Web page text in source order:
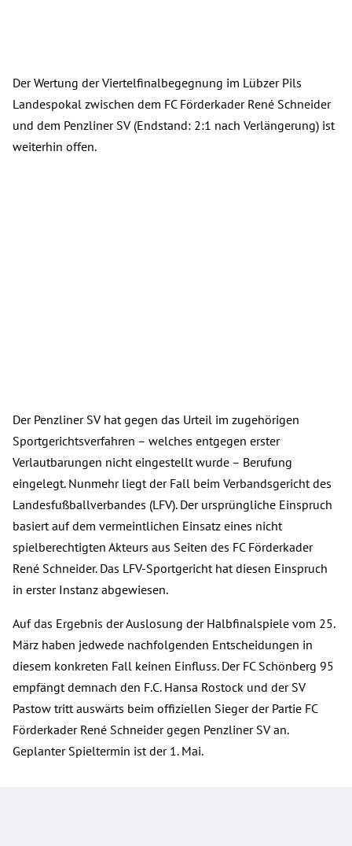
Der Wertung der Viertelfinalbegegnung im Lübzer Pils
Landespokal zwischen dem FC Förderkader René Schneider
und dem Penzliner SV (Endstand: 2:1 nach Verlängerung) ist
weiterhin offen.
Der Penzliner SV hat gegen das Urteil im zugehörigen
Sportgerichtsverfahren – welches entgegen erster
Verlautbarungen nicht eingestellt wurde – Berufung
eingelegt. Nunmehr liegt der Fall beim Verbandsgericht des
Landesfußballverbandes (LFV). Der ursprüngliche Einspruch
basiert auf dem vermeintlichen Einsatz eines nicht
spielberechtigten Akteurs aus Seiten des FC Förderkader
René Schneider. Das LFV-Sportgericht hat diesen Einspruch
in erster Instanz abgewiesen.
Auf das Ergebnis der Auslosung der Halbfinalspiele vom 25.
März haben jedwede nachfolgenden Entscheidungen in
diesem konkreten Fall keinen Einfluss. Der FC Schönberg 95
empfängt demnach den F.C. Hansa Rostock und der SV
Pastow tritt auswärts beim offiziellen Sieger der Partie FC
Förderkader René Schneider gegen Penzliner SV an.
Geplanter Spieltermin ist der 1. Mai.